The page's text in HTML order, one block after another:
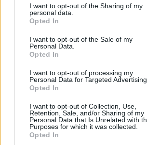
not limited to your visit or usage behaviour.
grant or deny consent to Google and its
use your data for below specified purposes
consent section.
I want to opt-out of the Sharing of my
personal data.
Opted In
I want to opt-out of the Sale of my
Personal Data.
Opted In
I want to opt-out of processing my
Personal Data for Targeted Advertising.
Opted In
I want to opt-out of Collection, Use,
Retention, Sale, and/or Sharing of my
Personal Data that Is Unrelated with
Purposes for which it was collected.
Opted In
Hirdetés